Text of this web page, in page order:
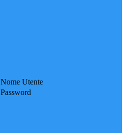
Nome Utente
Password